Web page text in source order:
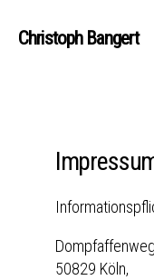
Christoph Bangert
50829 Köln,